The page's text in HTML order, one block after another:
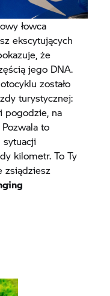
łowca
ekscytujących
że
jego DNA.
zostało
turystycznej:
pogodzie, na
to
kilometr. To Ty
zsiądziesz